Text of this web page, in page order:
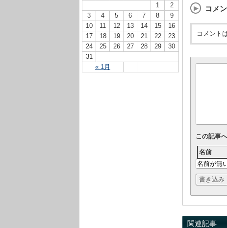
« 1月
1
2
3
4 5 6 7 8
9
10
11 12 13 14 15
16
17
18 19 20 21 22
23
24
25 26 27 28 29
30
31
コメ
コメント
この記事
名前
関連記事